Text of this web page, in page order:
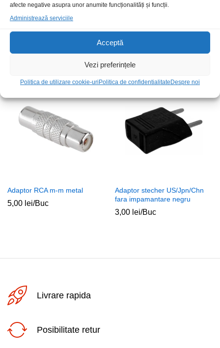
afecte negative asupra unor anumite funcționalități și funcții.
Administrează serviciile
Acceptă
Vezi preferințele
Politica de utilizare cookie-uri Politica de confidentialitate Despre noi
6,00
Adapt USB A 3.0-Tip C m-t
OTG 20cm KM
25,00
Adaptor RCA m-m metal
5,00 lei/Buc
Adaptor stecher US/Jpn/Chn
fara impamantare negru
3,00 lei/Buc
Livrare rapida
Posibilitate retur